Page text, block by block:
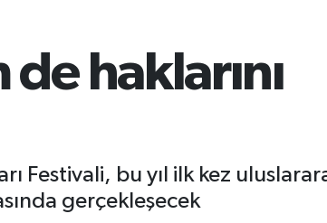
haklarını
Festivali, bu yıl ilk kez
gerçekleşecek